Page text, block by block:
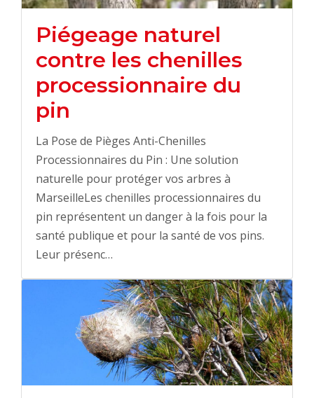
Piégeage naturel
contre les chenilles
processionnaire du
pin
La Pose de Pièges Anti-Chenilles
Processionnaires du Pin : Une solution
naturelle pour protéger vos arbres à
MarseilleLes chenilles processionnaires du
pin représentent un danger à la fois pour la
santé publique et pour la santé de vos pins.
Leur présenc…